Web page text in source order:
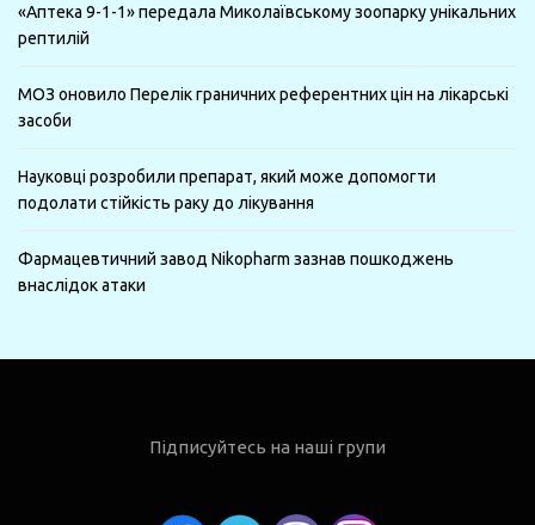
«Аптека 9-1-1» передала Миколаївському зоопарку унікальних
рептилій
МОЗ оновило Перелік граничних референтних цін на лікарські
засоби
Науковці розробили препарат, який може допомогти
подолати стійкість раку до лікування
Фармацевтичний завод Nikopharm зазнав пошкоджень
внаслідок атаки
Підписуйтесь на наші групи